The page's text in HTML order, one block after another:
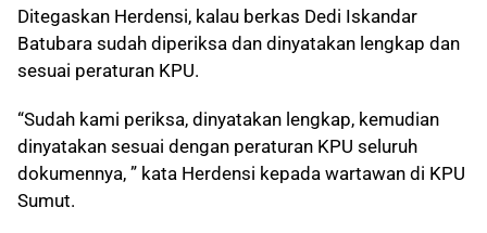
Ditegaskan Herdensi, kalau berkas Dedi Iskandar
Batubara sudah diperiksa dan dinyatakan lengkap dan
sesuai peraturan KPU.
“Sudah kami periksa, dinyatakan lengkap, kemudian
dinyatakan sesuai dengan peraturan KPU seluruh
dokumennya, ” kata Herdensi kepada wartawan di KPU
Sumut.